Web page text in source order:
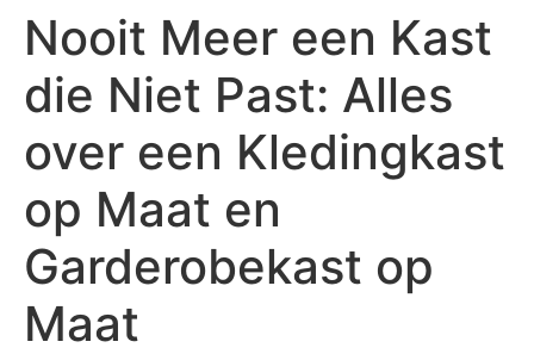
Nooit Meer een Kast
die Niet Past: Alles
over een Kledingkast
op Maat en
Garderobekast op
Maat